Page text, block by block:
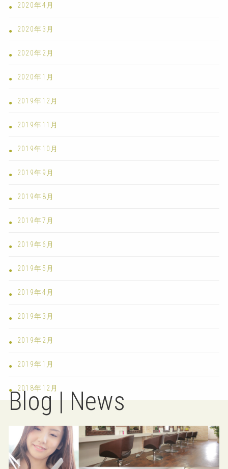
2020年4月
2020年3月
2020年2月
2020年1月
2019年12月
2019年11月
2019年10月
2019年9月
2019年8月
2019年7月
2019年6月
2019年5月
2019年4月
2019年3月
2019年2月
2019年1月
2018年12月
Blog | News